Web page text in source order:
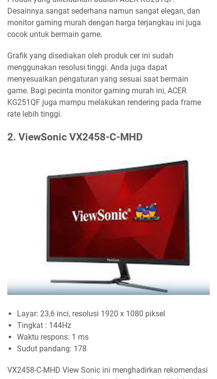
Desainnya sangat sederhana namun sangat elegan, dan
monitor gaming murah dengan harga terjangkau ini juga
cocok untuk bermain game.
Grafik yang disediakan oleh produk cer ini sudah
menggunakan resolusi tinggi. Anda juga dapat
menyesuaikan pengaturan yang sesuai saat bermain
game. Bagi pecinta monitor gaming murah ini, ACER
KG251QF juga mampu melakukan rendering pada frame
rate lebih tinggi.
2. ViewSonic VX2458-C-MHD
Layar: 23,6 inci, resolusi 1920 x 1080 piksel
Tingkat : 144Hz
Waktu respons: 1 ms
Sudut pandang: 178
VX2458-C-MHD View Sonic ini menghadirkan rekomendasi